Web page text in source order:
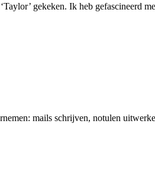
gekeken. Ik heb gefascineerd
mails schrijven, notulen